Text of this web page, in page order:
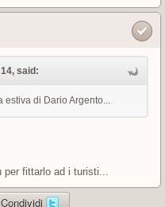
said:
di Dario Argento...
per fittarlo ad i turisti...
Condividi